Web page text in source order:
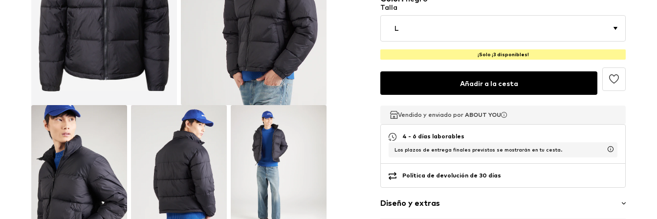
Talla
L
¡Solo ¡3 disponibles!
Añadir a la cesta
Vendido y enviado por ABOUT YOU
Vendido y enviado por ABOUT YOU
Vendido y enviado por ABOUT YOU
4 - 6 días laborables
Los plazos de entrega finales previstos se mostrarán en tu cesta.
Política de devolución de 30 días
Diseño y extras